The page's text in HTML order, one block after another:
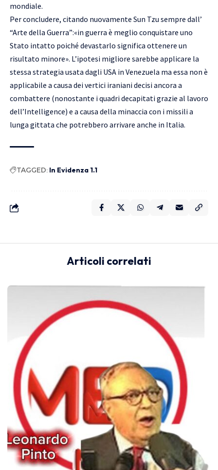
mondiale.
Per concludere, citando nuovamente Sun Tzu sempre dall’
“Arte della Guerra”:«in guerra è meglio conquistare uno
Stato intatto poiché devastarlo significa ottenere un
risultato minore». L’ipotesi migliore sarebbe applicare la
stessa strategia usata dagli USA in Venezuela ma essa non è
applicabile a causa dei vertici iraniani decisi ancora a
combattere (nonostante i quadri decapitati grazie al lavoro
dell’Intelligence) e a causa della minaccia con i missili a
lunga gittata che potrebbero arrivare anche in Italia.
TAGGED: In Evidenza 1.1
Articoli correlati